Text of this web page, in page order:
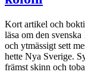
Kort artikel och
läsa om den
och ytmässigt sett
hette Nya Sverige.
främst skinn och